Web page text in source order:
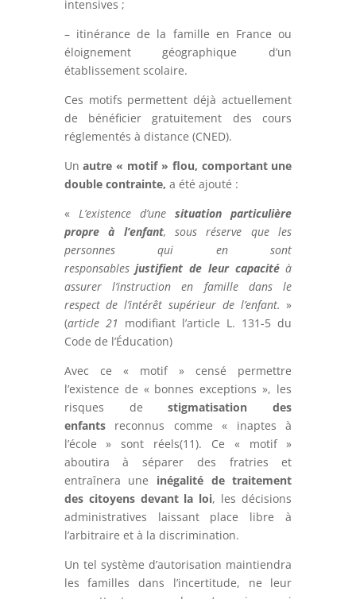
intensives ;
– itinérance de la famille en France ou
éloignement géographique d’un
établissement scolaire.
Ces motifs permettent déjà actuellement
de bénéficier gratuitement des cours
réglementés à distance (CNED).
Un autre « motif » flou, comportant une
double contrainte, a été ajouté :
« L’existence d’une situation particulière
propre à l’enfant, sous réserve que les
personnes qui en sont
responsables justifient de leur capacité à
assurer l’instruction en famille dans le
respect de l’intérêt supérieur de l’enfant. »
(article 21 modifiant l’article L. 131-5 du
Code de l’Éducation)
Avec ce « motif » censé permettre
l’existence de « bonnes exceptions », les
risques de
stigmatisation des
enfants
reconnus comme « inaptes à
l’école » sont réels(11). Ce « motif »
aboutira à séparer des fratries et
entraînera une
inégalité de traitement
des citoyens devant la loi, les décisions
administratives laissant place libre à
l’arbitraire et à la discrimination.
Un tel système d’autorisation maintiendra
les familles dans l’incertitude, ne leur